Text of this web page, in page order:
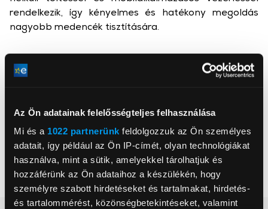
Az Ön adatainak felelősségteljes felhasználása
Mi és a 1022 partnerünk feldolgozzuk az Ön személyes
adatait, így például az Ön IP-címét, olyan technológiákat
használva, mint a sütik, amelyekkel tárolhatjuk és
hozzáférünk az Ön adataihoz a készülékén, hogy
személyre szabott hirdetéseket és tartalmakat, hirdetés-
és tartalommérést, közönségbetekintéseket, valamint
Aiper
sales@aiper.com
Szín
Fekete
Akkumulátor/Elem
Akkumulátor
rendelkezik, így kényelmes és hatékony megoldás
nagyobb medencék tisztítására.